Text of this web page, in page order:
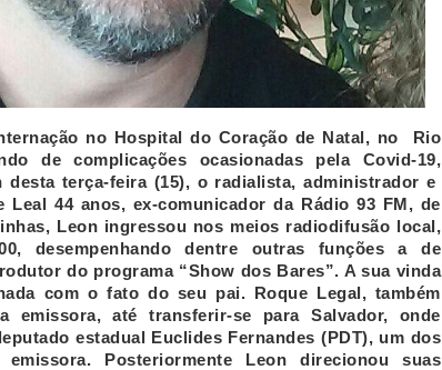
no Hospital do Coração de Natal, no Rio
de complicações ocasionadas pela Covid-19,
desta terça-feira (15), o radialista, administrador e
Leal 44 anos, ex-comunicador da Rádio 93 FM, de
Leon ingressou nos meios radiodifusão local,
desempenhando dentre outras funções a de
do programa “Show dos Bares”. A sua vinda
com o fato do seu pai. Roque Legal, também
emissora, até transferir-se para Salvador, onde
estadual Euclides Fernandes (PDT), um dos
Posteriormente Leon direcionou suas